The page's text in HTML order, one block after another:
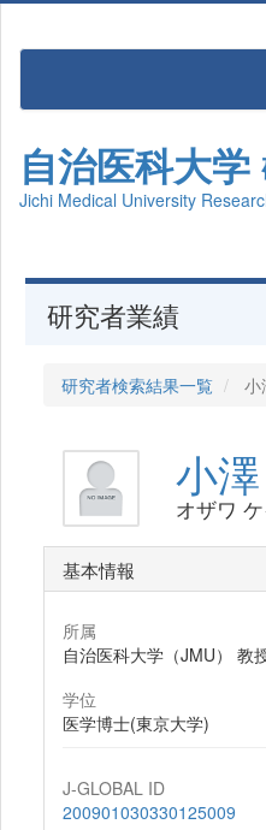
自治医科大学
Jichi Medical University
研究者業績
研究者検索結果一覧 小
小
オザワ
基本情報
所属
自治医科大学（JMU） 教
学位
医学博士(東京大学)
J-GLOBAL ID
200901030330125009